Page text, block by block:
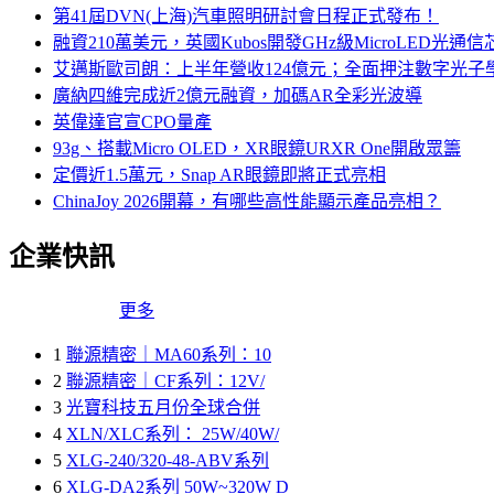
第41屆DVN(上海)汽車照明研討會日程正式發布！
融資210萬美元，英國Kubos開發GHz級MicroLED光通信
艾邁斯歐司朗：上半年營收124億元；全面押注數字光子
廣納四維完成近2億元融資，加碼AR全彩光波導
英偉達官宣CPO量產
93g、搭載Micro OLED，XR眼鏡URXR One開啟眾籌
定價近1.5萬元，Snap AR眼鏡即將正式亮相
ChinaJoy 2026開幕，有哪些高性能顯示產品亮相？
企業快訊
更多
1 聯源精密｜MA60系列：10
2 聯源精密｜CF系列：12V/
3 光寶科技五月份全球合併
4 XLN/XLC系列： 25W/40W/
5 XLG-240/320-48-ABV系列
6 XLG-DA2系列 50W~320W D